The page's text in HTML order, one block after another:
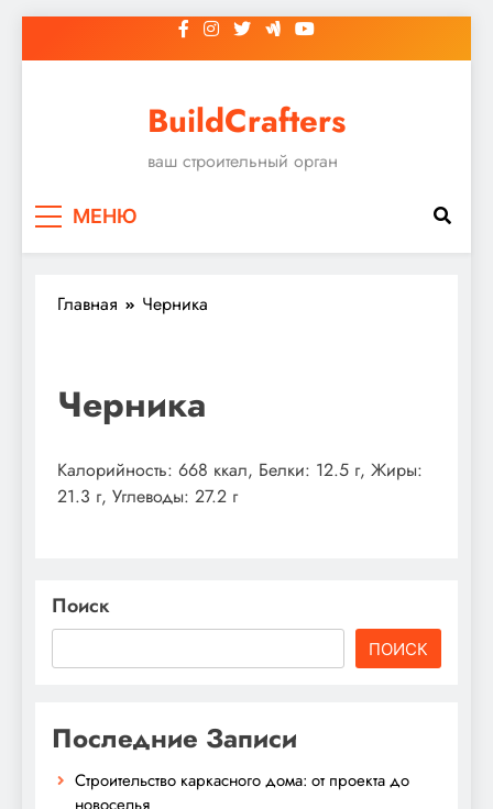
к
BuildCrafters
ваш строительный орган
МЕНЮ
Главная Черника
Черника
Калорийность: 668 ккал, Белки: 12.5 г, Жиры:
21.3 г, Углеводы: 27.2 г
Поиск
ПОИСК
Последние Записи
Строительство каркасного дома: от проекта до